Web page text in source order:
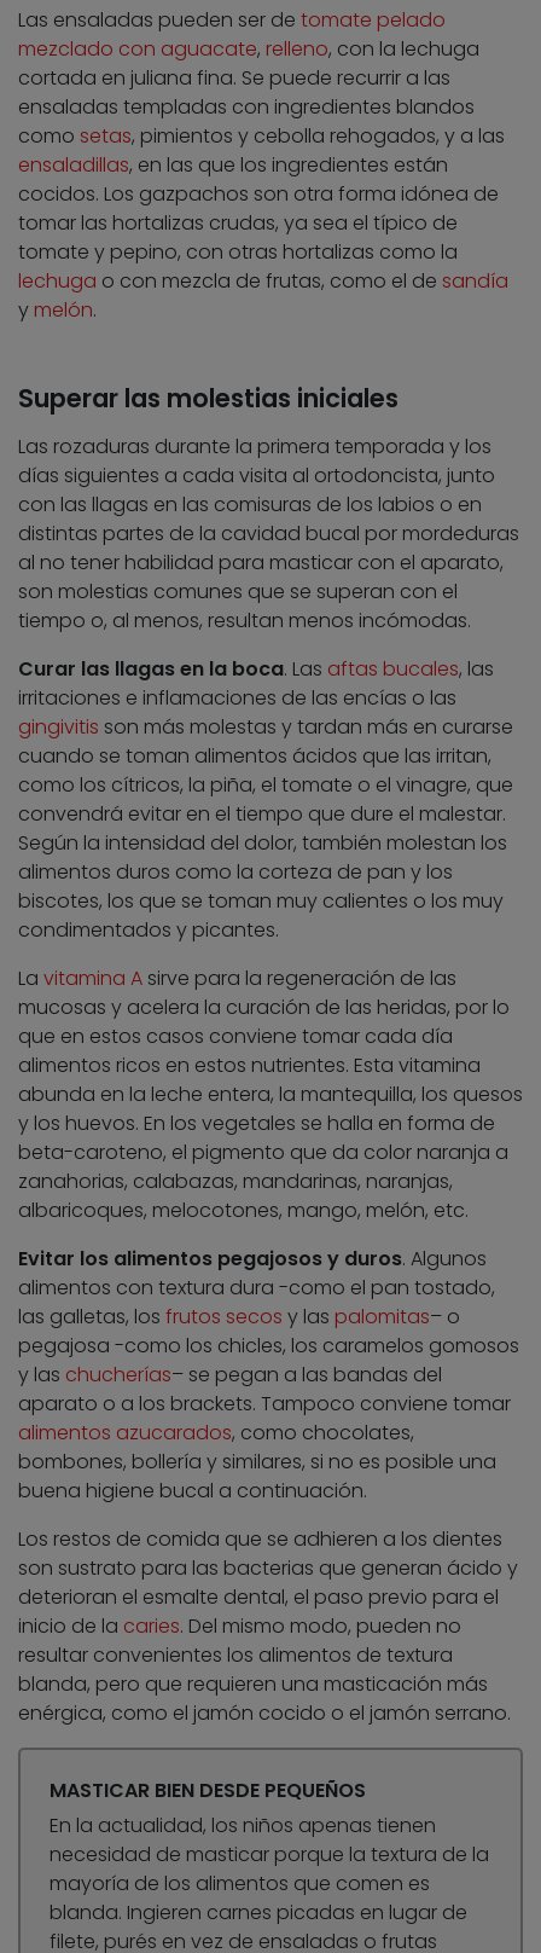
Las ensaladas pueden ser de tomate pelado
mezclado con aguacate, relleno, con la lechuga
cortada en juliana fina. Se puede recurrir a las
ensaladas templadas con ingredientes blandos
como setas, pimientos y cebolla rehogados, y a las
ensaladillas, en las que los ingredientes están
cocidos. Los gazpachos son otra forma idónea de
tomar las hortalizas crudas, ya sea el típico de
tomate y pepino, con otras hortalizas como la
lechuga o con mezcla de frutas, como el de sandía
y melón.
Superar las molestias iniciales
Las rozaduras durante la primera temporada y los
días siguientes a cada visita al ortodoncista, junto
con las llagas en las comisuras de los labios o en
distintas partes de la cavidad bucal por mordeduras
al no tener habilidad para masticar con el aparato,
son molestias comunes que se superan con el
tiempo o, al menos, resultan menos incómodas.
Curar las llagas en la boca. Las aftas bucales, las
irritaciones e inflamaciones de las encías o las
gingivitis son más molestas y tardan más en curarse
cuando se toman alimentos ácidos que las irritan,
como los cítricos, la piña, el tomate o el vinagre, que
convendrá evitar en el tiempo que dure el malestar.
Según la intensidad del dolor, también molestan los
alimentos duros como la corteza de pan y los
biscotes, los que se toman muy calientes o los muy
condimentados y picantes.
La vitamina A sirve para la regeneración de las
mucosas y acelera la curación de las heridas, por lo
que en estos casos conviene tomar cada día
alimentos ricos en estos nutrientes. Esta vitamina
abunda en la leche entera, la mantequilla, los quesos
y los huevos. En los vegetales se halla en forma de
beta-caroteno, el pigmento que da color naranja a
zanahorias, calabazas, mandarinas, naranjas,
albaricoques, melocotones, mango, melón, etc.
Evitar los alimentos pegajosos y duros. Algunos
alimentos con textura dura -como el pan tostado,
las galletas, los frutos secos y las palomitas– o
pegajosa -como los chicles, los caramelos gomosos
y las chucherías– se pegan a las bandas del
aparato o a los brackets. Tampoco conviene tomar
alimentos azucarados, como chocolates,
bombones, bollería y similares, si no es posible una
buena higiene bucal a continuación.
Los restos de comida que se adhieren a los dientes
son sustrato para las bacterias que generan ácido y
deterioran el esmalte dental, el paso previo para el
inicio de la caries. Del mismo modo, pueden no
resultar convenientes los alimentos de textura
blanda, pero que requieren una masticación más
enérgica, como el jamón cocido o el jamón serrano.
MASTICAR BIEN DESDE PEQUEÑOS
En la actualidad, los niños apenas tienen
necesidad de masticar porque la textura de la
mayoría de los alimentos que comen es
blanda. Ingieren carnes picadas en lugar de
filete, purés en vez de ensaladas o frutas